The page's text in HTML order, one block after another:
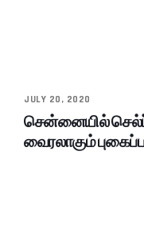
JULY 20, 2020
சென்னையில் செல்ப்
வைரலாகும்